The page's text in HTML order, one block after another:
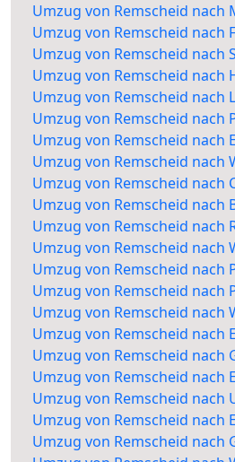
Umzug von Remscheid nach
Umzug von Remscheid nach
Umzug von Remscheid nach
Umzug von Remscheid nach
Umzug von Remscheid nach
Umzug von Remscheid nach
Umzug von Remscheid nach
Umzug von Remscheid nach
Umzug von Remscheid nach
Umzug von Remscheid nach
Umzug von Remscheid nach
Umzug von Remscheid nach
Umzug von Remscheid nach
Umzug von Remscheid nach
Umzug von Remscheid nach
Umzug von Remscheid nach
Umzug von Remscheid nach
Umzug von Remscheid nach
Umzug von Remscheid nach
Umzug von Remscheid nach
Umzug von Remscheid nach